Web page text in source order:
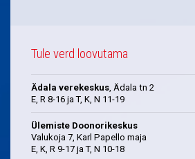
Tule verd loovutama
Ädala verekeskus, Ädala tn 2
E, R 8-16 ja T, K, N 11-19
Ülemiste Doonorikeskus
Valukoja 7, Karl Papello maja
E, K, R 9-17 ja T, N 10-18